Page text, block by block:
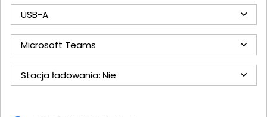
USB-A
Microsoft Teams
Stacja ładowania: Nie